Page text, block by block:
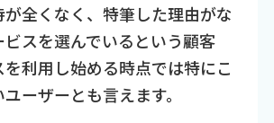
が全くなく、特筆した理由がな
ビスを選んでいるという顧客
利用し始める時点では特にこ
ーザーとも言えます。